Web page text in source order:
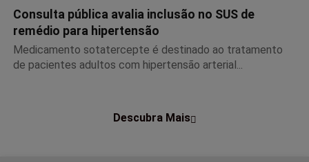
Consulta pública avalia inclusão no SUS de
remédio para hipertensão
Medicamento sotatercepte é destinado ao tratamento
de pacientes adultos com hipertensão arterial...
Descubra Mais